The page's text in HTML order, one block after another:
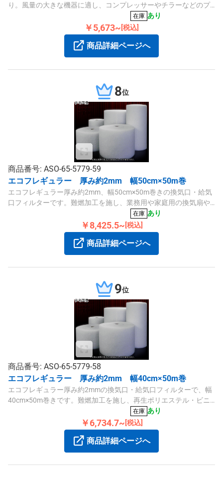
り。風量の大きな機器に適し、コンプレッサーやチラーなどのプ
在庫 あり
￥5,673~ [税込]
商品詳細ページへ
8位
商品番号: ASO-65-5779-59
エコフレギュラー 厚み約2mm 幅50cm×50m巻
エコフレギュラー厚み約2mm、幅50cm×50m巻きの換気口・給気
口フィルターです。難燃加工を施し、業務用や家庭用の換気扇や
在庫 あり
￥8,425.5~ [税込]
商品詳細ページへ
9位
商品番号: ASO-65-5779-58
エコフレギュラー 厚み約2mm 幅40cm×50m巻
エコフレギュラー厚み約2mmの換気口・給気口フィルターで、幅
40cm×50m巻きです。難燃加工を施し、再生ポリエステル・ビニ
在庫 あり
￥6,734.7~ [税込]
商品詳細ページへ